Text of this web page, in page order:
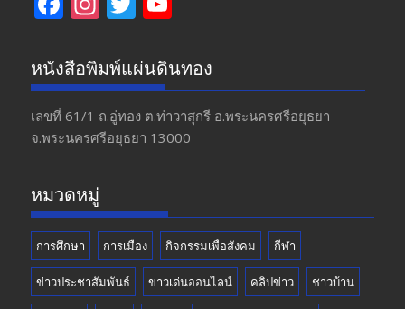
e
b
o
o
a
gr
a
m
itt
er
u
T
u
b
หนังสือพิมพ์แผ่นดินทอง
เลขที่ 61/1 ถ.อู่ทอง​ ต.​ท่าวาสุกรี​ อ.พระนครศรีอยุธยา​
จ.พระนครศรีอยุธยา 13000
หมวดหมู่
การศึกษา การเมือง กิจกรรมเพื่อสังคม กีฬา
ข่าวประชาสัมพันธ์ ข่าวเด่นออนไลน์ คลิปข่าว ชาวบ้าน